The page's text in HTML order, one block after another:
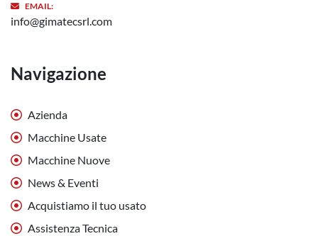
EMAIL:
info@gimatecsrl.com
Navigazione
Azienda
Macchine Usate
Macchine Nuove
News & Eventi
Acquistiamo il tuo usato
Assistenza Tecnica